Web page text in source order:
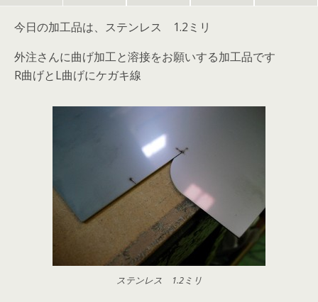
今日の加工品は、ステンレス 1.2ミリ
外注さんに曲げ加工と溶接をお願いする加工品です
R曲げとL曲げにケガキ線
ステンレス 1.2ミリ